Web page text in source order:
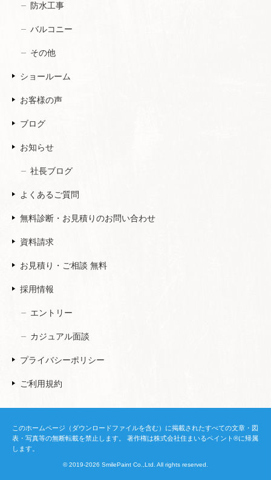
防水工事
バルコニー
その他
ショールーム
お客様の声
ブログ
お知らせ
社長ブログ
よくあるご質問
無料診断・お見積りのお問い合わせ
資料請求
お見積り・ご相談 無料
採用情報
エントリー
カジュアル面談
プライバシーポリシー
ご利用規約
このホームページ（ダウンロードファイルを含む）に掲載されたすべての文章・図
表・写真等の無断転載を禁止します。 著作権は株式会社住まいるペイント®に帰属
します。
© 2019-2026 SmilePaint Co.,Ltd. All rights reserved.